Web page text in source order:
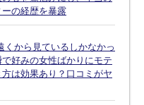
の経歴を暴露
から見ているしかなかっ
好みの女性ばかりにモテ
は効果あり？口コミがヤ